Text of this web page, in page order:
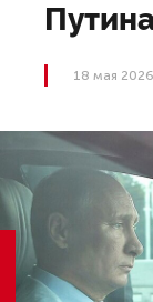
18 мая